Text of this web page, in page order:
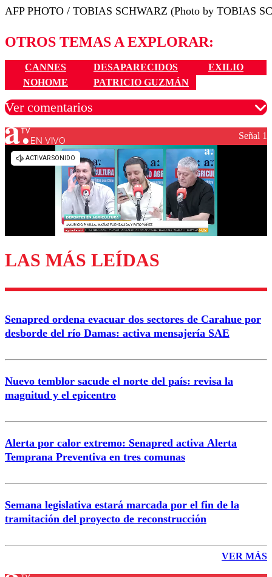
AFP PHOTO / TOBIAS SCHWARZ (Photo by TOBIAS
OTROS TEMAS A EXPLORAR:
CANNES DESAPARECIDOS
EXILIO
NOHOME
PATRICIO GUZMÁN
Ver comentarios
Los comentarios son moderados para garantizar un
diálogo respetuoso.
Enviar comentario
EN VIVO Señal 1
LAS MÁS LEÍDAS
Senapred ordena evacuar dos sectores de Carahue por
desborde del río Damas: activa mensajería SAE
Nuevo temblor sacude el norte del país: revisa la
magnitud y el epicentro
Alerta por calor extremo: Senapred activa Alerta
Temprana Preventiva en tres comunas
Semana legislativa estará marcada por el fin de la
tramitación del proyecto de reconstrucción
VER MÁS